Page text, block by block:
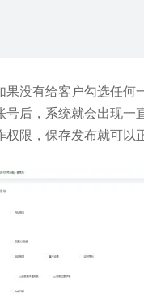
果没有给客户勾选任何
号后，系统就会出现一
权限，保存发布就可以